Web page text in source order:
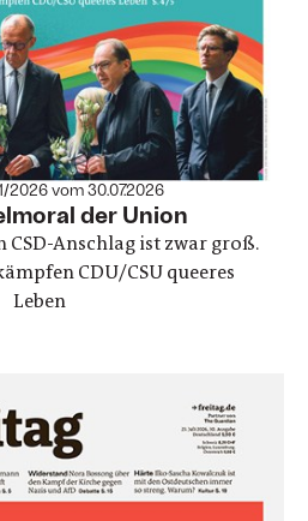
2026 vom 30.07.2026
der Union
CSD-Anschlag ist zwar groß.
CDU/CSU queeres
Leben